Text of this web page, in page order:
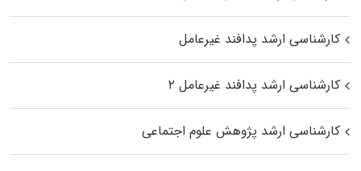
کارشناسی ارشد پدافند غیرعامل
کارشناسی ارشد پدافند غیرعامل ۲
کارشناسی ارشد پژوهش علوم اجتماعی